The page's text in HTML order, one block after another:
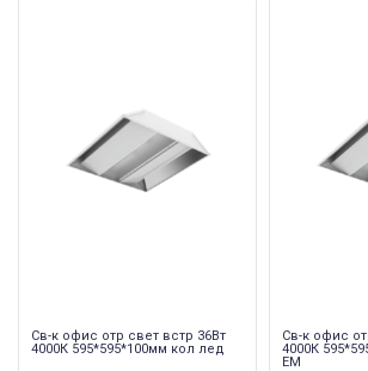
Св-к офис отр свет встр 36Вт
4000К 595*595*100мм кол лед
Св-к офис
4000К
EM